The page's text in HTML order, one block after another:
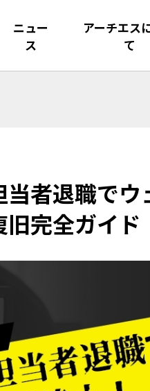
ニュー
ス
アーチエス
て
当者退職でウ
完全ガイド